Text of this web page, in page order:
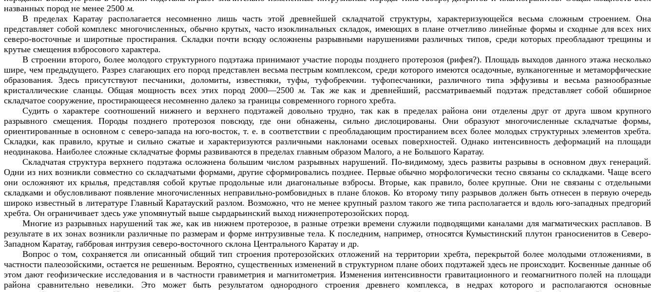
названных пород не менее 2500 м.
В пределах Каратау располагается несомненно лишь часть этой древнейшей складчатой структуры, характеризующейся весьма сложным строением. Она
представляет собой комплекс многочисленных, обычно крутых, часто изоклинальных складок, имеющих в плане отчетливо линейные формы и сходные для всех них
северо-восточные и широтные простирания. Складки почти всюду осложнены разрывными нарушениями различных типов, среди которых преобладают трещины и
крутые смещения взбросового характера.
В строении второго, более молодого структурного подэтажа принимают участие породы позднего протерозоя (рифея?). Площадь выходов данного этажа несколько
шире, чем предыдущего. Разрез слагающих его пород представлен весьма пестрым комплексом, среди которого имеются осадочные, вулканогенные и метаморфические
образования. Здесь присутствуют песчаники, доломиты, известняки, туфы, туфобрекчии. туфопесчаники, различного типа эффузивы и весьма разнообразные
кристаллические сланцы. Общая мощность всех этих пород 2000—2500 м.Так же как и древнейший, рассматриваемый подэтаж представляет собой обширное
складчатое сооружение, простирающееся несомненно далеко за границы современного горного хребта.
Судить о характере соотношений нижнего и верхнего подэтажей довольно трудно, так как в пределах района они отделены друг от друга швом крупного
разрывного смещения. Породы позднего протерозоя повсюду, где они обнажены, сильно дислоцированы. Они образуют многочисленные складчатые формы,
ориентированные в основном с северо-запада на юго-восток, т. е. в соответствии с преобладающим простиранием всех более молодых структурных элементов хребта.
Складки, как правило, крутые и сильно сжатые и характеризуются различными наклонами осевых поверхностей. Однако интенсивность деформаций на площади
неодинакова. Наиболее сложные складчатые формы развиваются в пределах главным образом Малого, а не Большого Каратау.
Складчатая структура верхнего подэтажа осложнена большим числом разрывных нарушений. По-видимому, здесь развиты разрывы в основном двух генераций.
Одни из них возникли совместно со складчатыми формами, другие сформировались позднее. Первые обычно морфологически тесно связаны со складками. Чаще всего
они осложняют их крылья, представляя собой крутые продольные или диагональные взбросы. Вторые, как правило, более крупные. Они не связаны с отдельными
складками и обусловливают появление многочисленных неправильно-ромбовидных в плане блоков. Ко второму типу разрывов должен быть отнесен в первую очередь
широко известный в литературе Главный Каратауский разлом. Возможно, что не менее крупный разлом такого же типа располагается и вдоль юго-западных предгорий
хребта. Он ограничивает здесь уже упомянутый выше сырдарьинский выход нижнепротерозойских пород.
Многие из разрывных нарушений так же, как ив нижнем протерозое, в разные отрезки времени служили подводящими каналами для магматических расплавов. В
результате в их зонах возникли различные по размерам и форме интрузивные тела. К последним, например, относятся Кумыстинский плутон граносиенитов в Северо-
Западном Каратау, габбровая интрузия северо-восточного склона Центрального Каратау и др.
Вопрос о том, сохраняется ли описанный общий тип строения протерозойских отложений на территории хребта, перекрытой более молодыми отложениями, в
частности палеозойскими, остается не решенным. Вероятно, существенных изменений в структурном плане обоих подэтажей здесь не происходит. Косвенные данные об
этом дают геофизические исследования и в частности гравиметрия и магнитометрия. Изменения интенсивности гравитационного и геомагнитного полей на площади
района сравнительно невелики. Это может быть результатом однородного строения древнего комплекса, в недрах которого и располагаются основные